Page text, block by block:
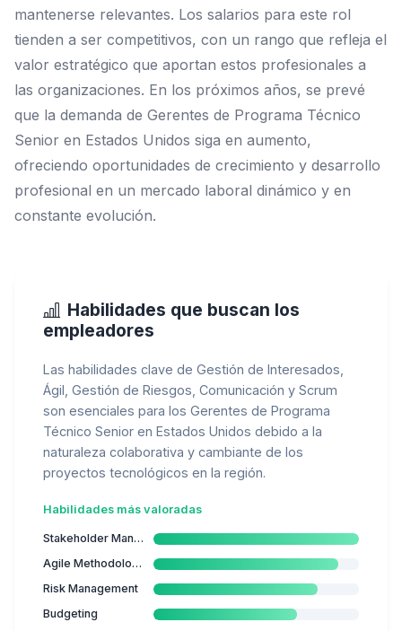
mantenerse relevantes. Los salarios para este rol
tienden a ser competitivos, con un rango que refleja el
valor estratégico que aportan estos profesionales a
las organizaciones. En los próximos años, se prevé
que la demanda de Gerentes de Programa Técnico
Senior en Estados Unidos siga en aumento,
ofreciendo oportunidades de crecimiento y desarrollo
profesional en un mercado laboral dinámico y en
constante evolución.
Habilidades que buscan los
empleadores
Las habilidades clave de Gestión de Interesados,
Ágil, Gestión de Riesgos, Comunicación y Scrum
son esenciales para los Gerentes de Programa
Técnico Senior en Estados Unidos debido a la
naturaleza colaborativa y cambiante de los
proyectos tecnológicos en la región.
Habilidades más valoradas
Stakeholder Management
Agile Methodologies
Risk Management
Budgeting